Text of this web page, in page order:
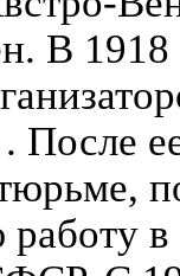
В
. После